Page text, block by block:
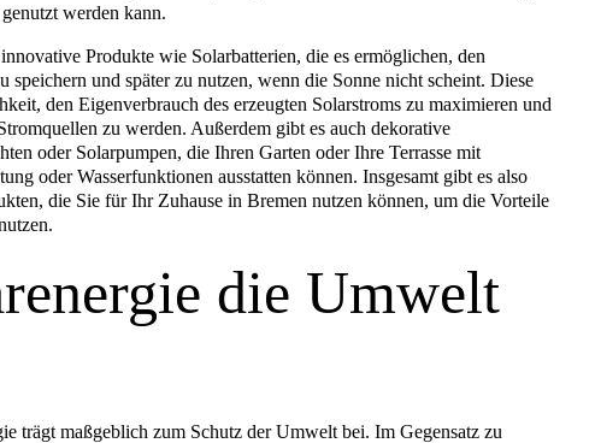
werden kann.
Produkte wie Solarbatterien, die es ermöglichen, den
speichern und später zu nutzen, wenn die Sonne nicht scheint. Diese
den Eigenverbrauch des erzeugten Solarstroms zu maximieren und
zu werden. Außerdem gibt es auch dekorative
oder Solarpumpen, die Ihren Garten oder Ihre Terrasse mit
oder Wasserfunktionen ausstatten können. Insgesamt gibt es also
die Sie für Ihr Zuhause in Bremen nutzen können, um die Vorteile
die Umwelt
trägt maßgeblich zum Schutz der Umwelt bei. Im Gegensatz zu